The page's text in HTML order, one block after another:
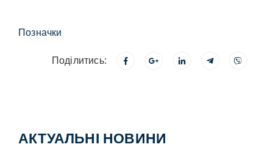
Позначки
Поділитись:
АКТУАЛЬНІ НОВИНИ